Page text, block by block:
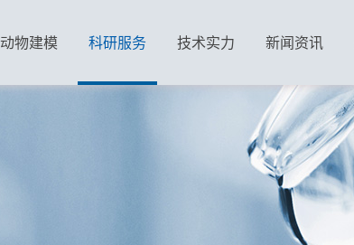
动物建模 科研服务 技术实力 新闻资讯